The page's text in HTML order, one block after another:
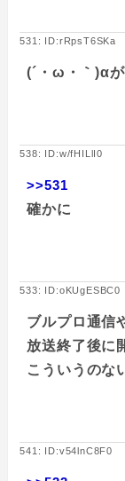
531: ID:rRpsT6SKa
(´・ω・｀)α
538: ID:w/fHILlI0
>>531
確かに
533: ID:oKUgESBC0
ブルプロ通信
放送終了後に
こういうのな
541: ID:v54lnC8F0